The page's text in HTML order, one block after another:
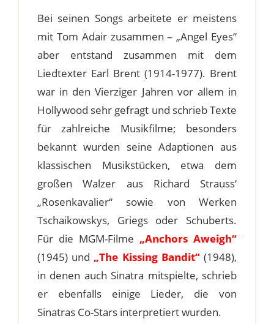
Bei seinen Songs arbeitete er meistens
mit Tom Adair zusammen – „Angel Eyes“
aber entstand zusammen mit dem
Liedtexter Earl Brent (1914-1977). Brent
war in den Vierziger Jahren vor allem in
Hollywood sehr gefragt und schrieb Texte
für zahlreiche Musikfilme; besonders
bekannt wurden seine Adaptionen aus
klassischen Musikstücken, etwa dem
großen Walzer aus Richard Strauss‘
„Rosenkavalier“ sowie von Werken
Tschaikowskys, Griegs oder Schuberts.
Für die MGM-Filme „Anchors Aweigh“
(1945) und „The Kissing Bandit“(1948),
in denen auch Sinatra mitspielte, schrieb
er ebenfalls einige Lieder, die von
Sinatras Co-Stars interpretiert wurden.